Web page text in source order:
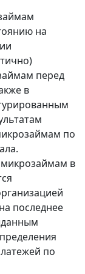
на
перед
в
по
в
последнее
по